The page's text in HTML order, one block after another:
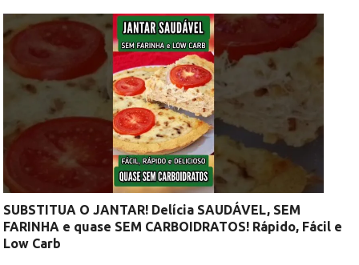
SUBSTITUA O JANTAR! Delícia SAUDÁVEL, SEM
FARINHA e quase SEM CARBOIDRATOS! Rápido, Fácil e
Low Carb